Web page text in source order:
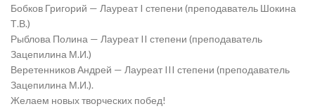
Бобков Григорий — Лауреат I степени (преподаватель Шокина
Т.В.)
Рыблова Полина — Лауреат II степени (преподаватель
Зацепилина М.И.)
Веретенников Андрей — Лауреат III степени (преподаватель
Зацепилина М.И.).
Желаем новых творческих побед!